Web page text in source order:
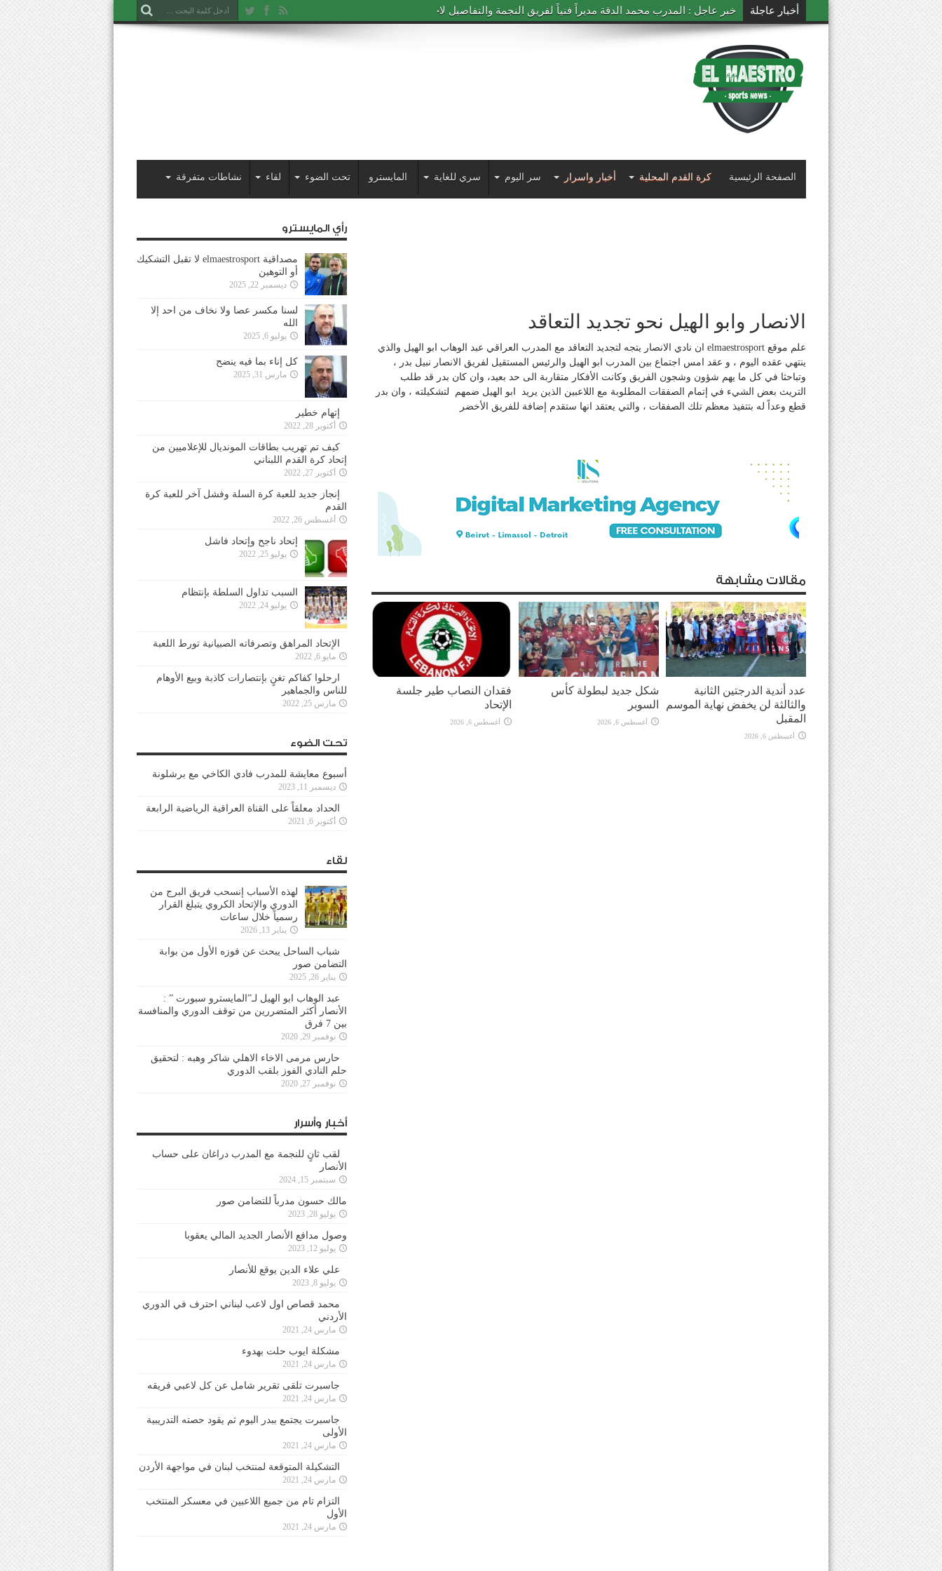
أخبار عاجلة خبر عاجل : المدرب محمد الدقة مديراً فنياً لفريق النجمة والتفاصيل لاحقاً
الصفحة الرئيسية كرة القدم المحلية أخبار واسرار سر اليوم سري للغاية المايسترو تحت الضوء لقاء نشاطات متفرقة
الانصار وابو الهيل نحو تجديد التعاقد
علم موقع elmaestrosport ان نادي الانصار يتجه لتجديد التعاقد مع المدرب العراقي عبد الوهاب ابو الهيل والذي
ينتهي عقده اليوم ، و عقد امس اجتماع بين المدرب ابو الهيل والرئيس المستقيل لفريق الانصار نبيل بدر ،
وتباحثا في كل ما يهم شؤون وشجون الفريق وكانت الأفكار متقاربة الى حد بعيد، وان كان بدر قد طلب
التريث بعض الشيء في إتمام الصفقات المطلوبة مع اللاعبين الذين يريد ابو الهيل ضمهم لتشكيلته ، وان بدر
قطع وعداً له بتتفيذ معظم تلك الصفقات ، والتي يعتقد انها ستقدم إضافة للفريق الأخضر
مقالات مشابهة
عدد أندية الدرجتين الثانية
والثالثة لن يخفض نهاية الموسم
المقبل
أغسطس 6, 2026
شكل جديد لبطولة كأس
السوبر
أغسطس 6, 2026
فقدان النصاب طير جلسة
الإتحاد
أغسطس 6, 2026
رأي المايسترو
مصداقية elmaestrosport لا تقبل التشكيك
أو التوهين
ديسمبر 22, 2025
لسنا مكسر عصا ولا نخاف من احد إلا
الله
يوليو 6, 2025
كل إناء بما فيه ينضح
مارس 31, 2025
إتهام خطير
أكتوبر 28, 2022
كيف تم تهريب بطاقات المونديال للإعلاميين من
إتحاد كرة القدم اللبناني
أكتوبر 27, 2022
إنجاز جديد للعبة كرة السلة وفشل آخر للعبة كرة
القدم
أغسطس 26, 2022
إتحاد ناجح وإتحاد فاشل
يوليو 25, 2022
السبب تداول السلطة بإنتظام
يوليو 24, 2022
الإتحاد المراهق وتصرفاته الصبيانية تورط اللعبة
مايو 6, 2022
ارحلوا كفاكم تغنٍ بإنتصارات كاذبة وبيع الأوهام
للناس والجماهير
مارس 25, 2022
تحت الضوء
أسبوع معايشة للمدرب فادي الكاخي مع برشلونة
ديسمبر 11, 2023
الحداد معلقاً على القناة العراقية الرياضية الرابعة
أكتوبر 6, 2021
لقاء
لهذه الأسباب إنسحب فريق البرج من
الدوري والإتحاد الكروي يتبلغ القرار
رسمياً خلال ساعات
يناير 13, 2026
شباب الساحل يبحث عن فوزه الأول من بوابة
التضامن صور
يناير 26, 2025
عبد الوهاب ابو الهيل لـ”المايسترو سبورت ” :
الأنصار أكثر المتضررين من توقف الدوري والمنافسة
بين 7 فرق
نوفمبر 29, 2020
حارس مرمى الاخاء الاهلي شاكر وهبه : لتحقيق
حلم النادي الفوز بلقب الدوري
نوفمبر 27, 2020
أخبار وأسرار
لقب ثانٍ للنجمة مع المدرب دراغان على حساب
الأنصار
سبتمبر 15, 2024
مالك حسون مدرباً للتضامن صور
يوليو 28, 2023
وصول مدافع الأنصار الجديد المالي يعقوبا
يوليو 12, 2023
علي علاء الدين يوقع للأنصار
يوليو 8, 2023
محمد قصاص اول لاعب لبناني احترف في الدوري
الأردني
مارس 24, 2021
مشكلة ايوب حلت بهدوء
مارس 24, 2021
جاسبرت تلقى تقرير شامل عن كل لاعبي فريقه
مارس 24, 2021
جاسبرت يجتمع ببدر اليوم ثم يقود حصته التدريبية
الأولى
مارس 24, 2021
التشكيلة المتوقعة لمنتخب لبنان في مواجهة الأردن
مارس 24, 2021
التزام تام من جميع اللاعبين في معسكر المنتخب
الأول
مارس 24, 2021